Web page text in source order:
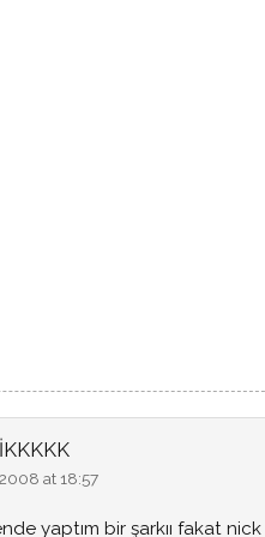
at 18:57
yaptım bir şarkıı fakat nick